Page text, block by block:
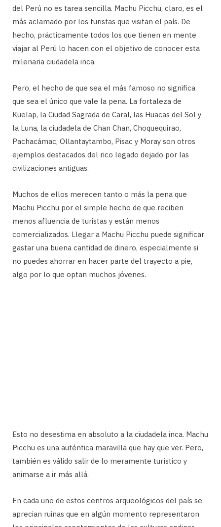
del Perú no es tarea sencilla. Machu Picchu, claro, es el
más aclamado por los turistas que visitan el país. De
hecho, prácticamente todos los que tienen en mente
viajar al Perú lo hacen con el objetivo de conocer esta
milenaria ciudadela inca.
Pero, el hecho de que sea el más famoso no significa
que sea el único que vale la pena. La fortaleza de
Kuelap, la Ciudad Sagrada de Caral, las Huacas del Sol y
la Luna, la ciudadela de Chan Chan, Choquequirao,
Pachacámac, Ollantaytambo, Pisac y Moray son otros
ejemplos destacados del rico legado dejado por las
civilizaciones antiguas.
Muchos de ellos merecen tanto o más la pena que
Machu Picchu por el simple hecho de que reciben
menos afluencia de turistas y están menos
comercializados. Llegar a Machu Picchu puede significar
gastar una buena cantidad de dinero, especialmente si
no puedes ahorrar en hacer parte del trayecto a pie,
algo por lo que optan muchos jóvenes.
Esto no desestima en absoluto a la ciudadela inca. Machu
Picchu es una auténtica maravilla que hay que ver. Pero,
también es válido salir de lo meramente turístico y
animarse a ir más allá.
En cada uno de estos centros arqueológicos del país se
aprecian ruinas que en algún momento representaron